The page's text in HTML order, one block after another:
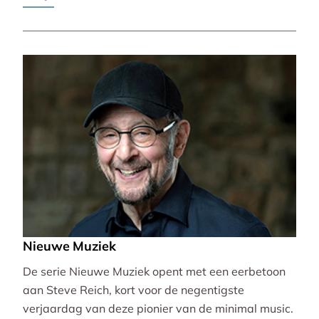
Nieuwe Muziek
De serie Nieuwe Muziek opent met een eerbetoon
aan Steve Reich, kort voor de negentigste
verjaardag van deze pionier van de minimal music.